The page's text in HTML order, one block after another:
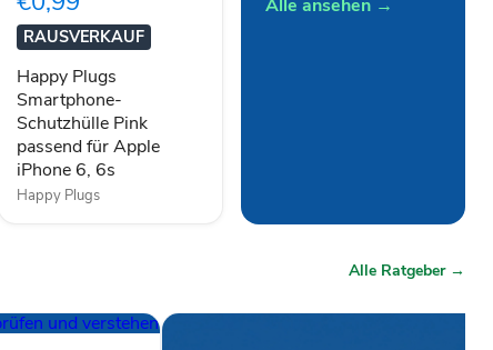
passend
für
Apple
iPhone
6,
6s
RAUSVERKAUF
Happy Plugs
Smartphone-
Schutzhülle Pink
passend für Apple
iPhone 6, 6s
Happy Plugs
Alle ansehen →
Alle Ratgeber →